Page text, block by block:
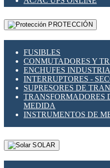
PROTECCIÓN
FUSIBLES
CONMUTADORES Y
ENCHUFES
INTERRUPTORES -
SUPRESORES DE
TRANSFORMADORES
MEDIDA
INSTRUMENTOS DE
SOLAR